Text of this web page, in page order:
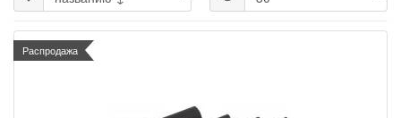
Распродажа